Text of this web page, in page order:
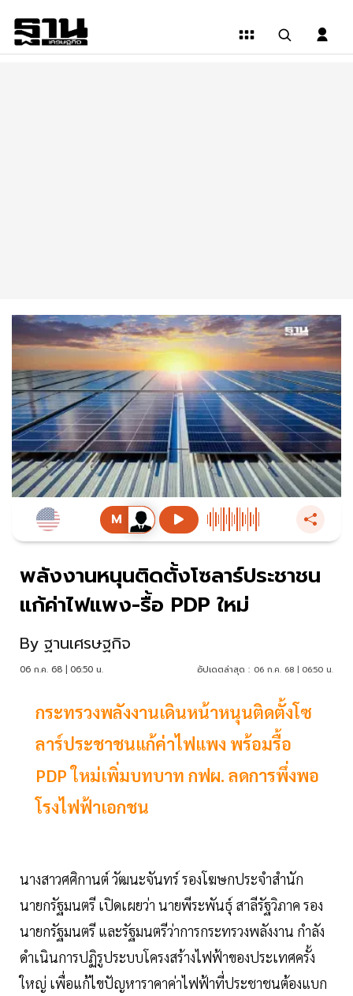
พลังงานหนุนติดตั้งโซลาร์ประชาชน
แก้ค่าไฟแพง-รื้อ PDP ใหม่
By ฐานเศรษฐกิจ
06 ก.ค. 68 | 06:50 น. อัปเดตล่าสุด : 06 ก.ค. 68 | 06:50 น.
กระทรวงพลังงานเดินหน้าหนุนติดตั้งโซ
ลาร์ประชาชนแก้ค่าไฟแพง พร้อมรื้อ
PDP ใหม่เพิ่มบทบาท กฟผ. ลดการพึ่งพอ
โรงไฟฟ้าเอกชน
นางสาวศศิกานต์ วัฒนะจันทร์ รองโฆษกประจำสำนัก
นายกรัฐมนตรี เปิดเผยว่า นายพีระพันธุ์ สาลีรัฐวิภาค รอง
นายกรัฐมนตรี และรัฐมนตรีว่าการกระทรวงพลังงาน กำลัง
ดำเนินการปฏิรูประบบโครงสร้างไฟฟ้าของประเทศครั้ง
ใหญ่ เพื่อแก้ไขปัญหาราคาค่าไฟฟ้าที่ประชาชนต้องแบก